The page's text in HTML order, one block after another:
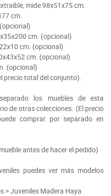
mide 98x51x75 cm.
cm.
cm. (opcional)
cm. (opcional)
cm. (opcional)
(opcional)
precio total del conjunto).
los muebles de esta
de otras colecciones. (El precio
comprar por separado en
antes de hacer el pedido)
puedes ver más modelos
> Juveniles Madera Haya